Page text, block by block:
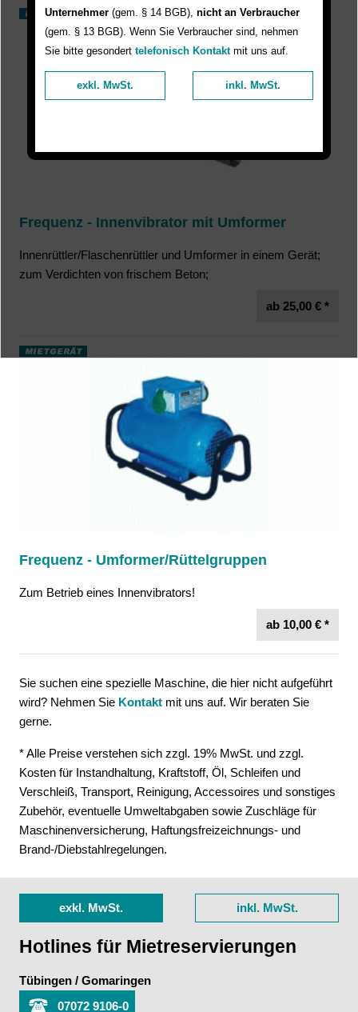
Frequenz - Innenvibrator mit Umformer
Innenrüttler/Flaschenrüttler und Umformer in einem Gerät;
zum Verdichten von frischem Beton;
ab 25,00 € *
Frequenz - Umformer/Rüttelgruppen
Zum Betrieb eines Innenvibrators!
ab 10,00 € *
Sie suchen eine spezielle Maschine, die hier nicht aufgeführt
wird? Nehmen Sie Kontakt mit uns auf. Wir beraten Sie
gerne.
* Alle Preise verstehen sich zzgl. 19% MwSt. und zzgl.
Kosten für Instandhaltung, Kraftstoff, Öl, Schleifen und
Verschleiß, Transport, Reinigung, Accessoires und sonstiges
Zubehör, eventuelle Umweltabgaben sowie Zuschläge für
Maschinenversicherung, Haftungsfreizeichnungs- und
Brand-/Diebstahlregelungen.
exkl. MwSt. inkl. MwSt.
Hotlines für Mietreservierungen
Tübingen / Gomaringen
07072 9106-0
Unternehmer (gem. § 14 BGB), nicht an Verbraucher
(gem. § 13 BGB). Wenn Sie Verbraucher sind, nehmen
Sie bitte gesondert telefonisch Kontaktmit uns auf.
exkl. MwSt. inkl. MwSt.